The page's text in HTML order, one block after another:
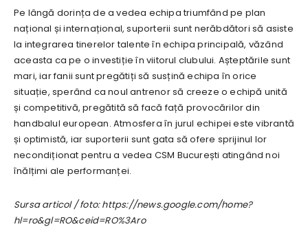
Pe lângă dorința de a vedea echipa triumfând pe plan
național și internațional, suporterii sunt nerăbdători să asiste
la integrarea tinerelor talente în echipa principală, văzând
aceasta ca pe o investiție în viitorul clubului. Așteptările sunt
mari, iar fanii sunt pregătiți să susțină echipa în orice
situație, sperând ca noul antrenor să creeze o echipă unită
și competitivă, pregătită să facă față provocărilor din
handbalul european. Atmosfera în jurul echipei este vibrantă
și optimistă, iar suporterii sunt gata să ofere sprijinul lor
necondiționat pentru a vedea CSM București atingând noi
înălțimi ale performanței.
Sursa articol / foto: https://news.google.com/home?
hl=ro&gl=RO&ceid=RO%3Aro